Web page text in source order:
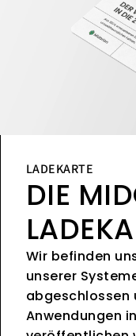
LADEKARTE
DIE
Wir befinden
unserer
abgeschlossen
Anwendungen